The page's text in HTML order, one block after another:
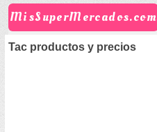
MisSuperMercados.com
Tac productos y precios